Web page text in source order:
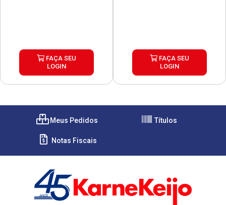
FAÇA SEU
LOGIN
FAÇA SEU
LOGIN
Meus Pedidos Títulos
Notas Fiscais